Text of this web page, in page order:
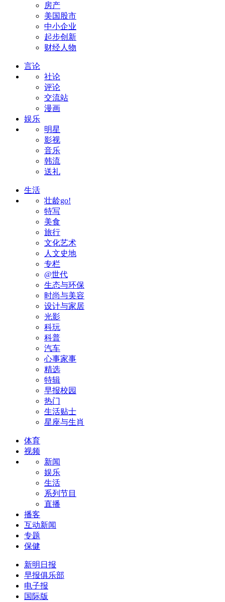
房产
美国股市
中小企业
起步创新
财经人物
言论
社论
评论
交流站
漫画
娱乐
明星
影视
音乐
韩流
送礼
生活
壮龄go!
特写
美食
旅行
文化艺术
人文史地
专栏
@世代
生态与环保
时尚与美容
设计与家居
光影
科玩
科普
汽车
心事家事
精选
特辑
早报校园
热门
生活贴士
星座与生肖
体育
视频
新闻
娱乐
生活
系列节目
直播
播客
互动新闻
专题
保健
新明日报
早报俱乐部
电子报
国际版